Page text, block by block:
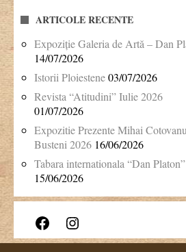
ARTICOLE RECENTE
Expoziție Galeria de Artă – Dan
14/07/2026
Istorii Ploiestene03/07/2026
Revista “Atitudini” Iulie 2026
01/07/2026
Expozitie Prezente Mihai
Busteni 2026 16/06/2026
Tabara internationala “Dan Platon”
15/06/2026
Facebook Instagram